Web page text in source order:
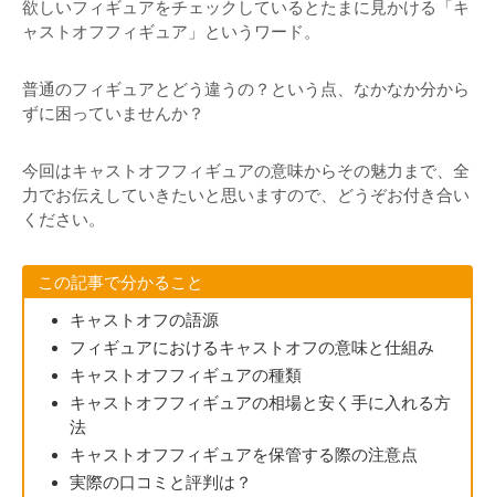
欲しいフィギュアをチェックしているとたまに見かける「キ
ャストオフフィギュア」というワード。
普通のフィギュアとどう違うの？という点、なかなか分から
ずに困っていませんか？
今回はキャストオフフィギュアの意味からその魅力まで、全
力でお伝えしていきたいと思いますので、どうぞお付き合い
ください。
この記事で分かること
キャストオフの語源
フィギュアにおけるキャストオフの意味と仕組み
キャストオフフィギュアの種類
キャストオフフィギュアの相場と安く手に入れる方
法
キャストオフフィギュアを保管する際の注意点
実際の口コミと評判は？